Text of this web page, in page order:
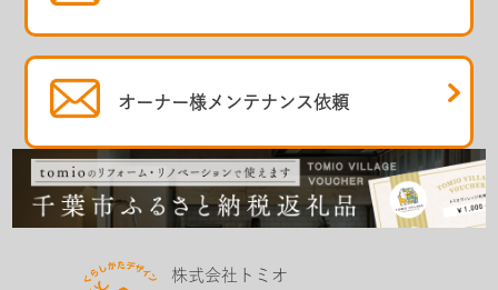
オーナー様メンテナンス依頼
株式会社トミオ